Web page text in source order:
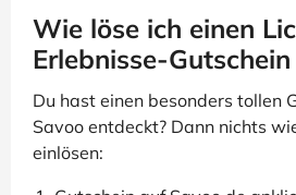
Wie löse ich einen
Erlebnisse-Gutschein
Du hast einen besonders tollen
Savoo entdeckt? Dann nichts
einlösen: